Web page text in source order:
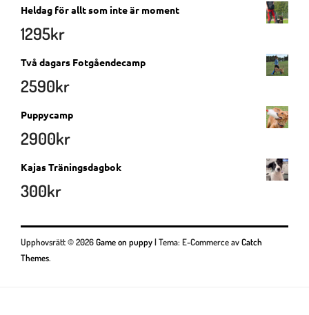
Heldag för allt som inte är moment
1295kr
Två dagars Fotgåendecamp
2590kr
Puppycamp
2900kr
Kajas Träningsdagbok
300kr
Upphovsrätt © 2026Game on puppy|Tema: E-Commerce avCatch
Themes.